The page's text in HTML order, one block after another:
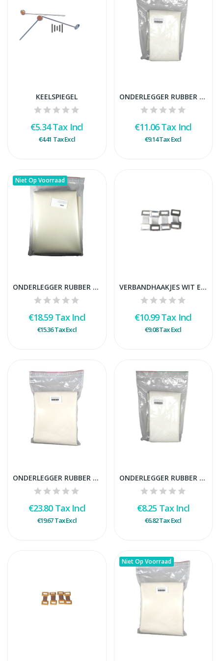
KEELSPIEGEL
€5.34Tax Incl
€4.41 Tax Excl
ONDERLEGGER RUBBER 45X60 CM ZONDER LATEX
€11.06Tax Incl
€9.14Tax Excl
Niet Op Voorraad
ONDERLEGGER RUBBER 60X90 CM ZONDER LATEX
€18.59 Tax Incl
€15.36Tax Excl
VERBANDHAAKJES WIT ELASTISCH PER 100
€10.99Tax Incl
€9.08Tax Excl
ONDERLEGGER RUBBER 90X120 CM
€23.80 Tax Incl
€19.67Tax Excl
ONDERLEGGER RUBBER 45X60 CM
€8.25 Tax Incl
€6.82Tax Excl
Niet Op Voorraad